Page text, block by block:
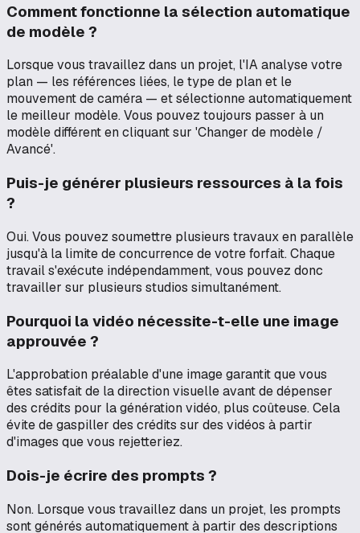
Comment fonctionne la sélection automatique
de modèle ?
Lorsque vous travaillez dans un projet, l'IA analyse votre
plan — les références liées, le type de plan et le
mouvement de caméra — et sélectionne automatiquement
le meilleur modèle. Vous pouvez toujours passer à un
modèle différent en cliquant sur 'Changer de modèle /
Avancé'.
Puis-je générer plusieurs ressources à la fois
?
Oui. Vous pouvez soumettre plusieurs travaux en parallèle
jusqu'à la limite de concurrence de votre forfait. Chaque
travail s'exécute indépendamment, vous pouvez donc
travailler sur plusieurs studios simultanément.
Pourquoi la vidéo nécessite-t-elle une image
approuvée ?
L'approbation préalable d'une image garantit que vous
êtes satisfait de la direction visuelle avant de dépenser
des crédits pour la génération vidéo, plus coûteuse. Cela
évite de gaspiller des crédits sur des vidéos à partir
d'images que vous rejetteriez.
Dois-je écrire des prompts ?
Non. Lorsque vous travaillez dans un projet, les prompts
sont générés automatiquement à partir des descriptions